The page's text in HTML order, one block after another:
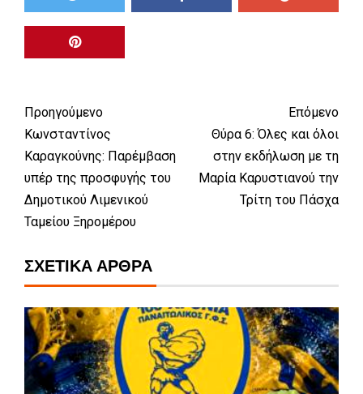
Προηγούμενο
Κωνσταντίνος
Καραγκούνης: Παρέμβαση
υπέρ της προσφυγής του
Δημοτικού Λιμενικού
Ταμείου Ξηρομέρου
Επόμενο
Θύρα 6: Όλες και όλοι
στην εκδήλωση με τη
Μαρία Καρυστιανού την
Τρίτη του Πάσχα
ΣΧΕΤΙΚΆ ΆΡΘΡΑ